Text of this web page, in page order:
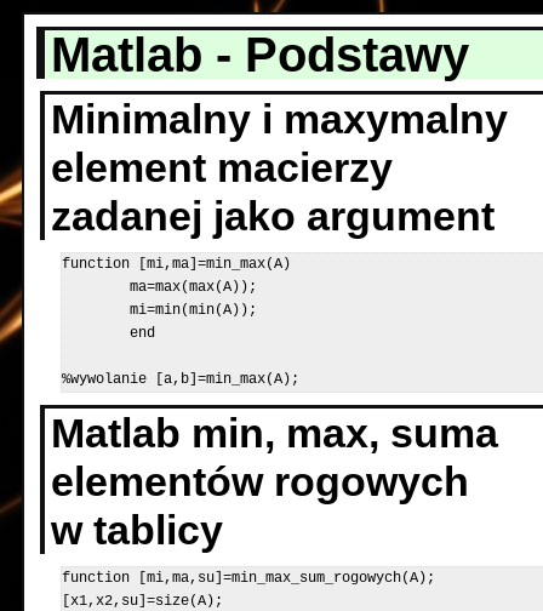
Matlab - Podstawy
Minimalny i maxymalny
element macierzy
zadanej jako argument
function [mi,ma]=min_max(A)
%wywolanie [a,b]=min_max(A);
Matlab min, max, suma
elementów rogowych
w tablicy
function [mi,ma,su]=min_max_sum_rogowych(A);
[x1,x2,su]=size(A);